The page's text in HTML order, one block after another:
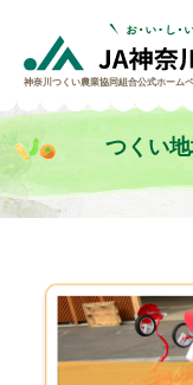
神奈川つくい農業協同組合公式ホーム
つくい